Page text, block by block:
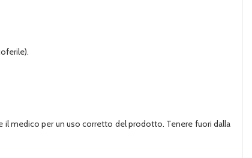
il medico per un uso corretto del prodotto. Tenere fuori dalla